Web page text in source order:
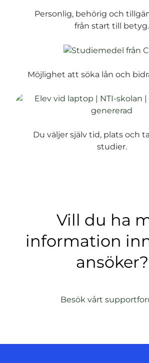
Personlig, behörig och
från start till betyg.
Möjlighet att söka lån och
Du väljer själv tid, plats och
studier.
Vill du ha
information
ansöker?
Besök vårt